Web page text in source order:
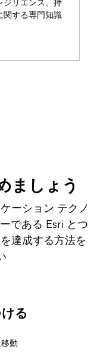
する専門知識
ましょう
ーション テクノ
である Esri とつ
達成する方法を
る
動